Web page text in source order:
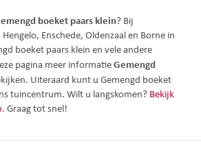
boeket paars klein? Bij
Enschede, Oldenzaal en Borne in
boeket paars klein en vele andere
pagina meer informatieGemengd
Uiteraard kunt u Gemengd boeket
tuincentrum. Wilt u langskomen? Bekijk
. Graag tot snel!